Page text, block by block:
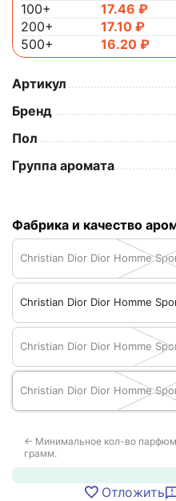
100+
200+
500+
17.46 ₽
17.10 ₽
16.20 ₽
Артикул
Бренд
Пол
Группа аромата
Фабрика и качество
Christian Dior Dior Homme
Christian Dior Dior Homme
Christian Dior Dior Homme
Christian Dior Dior Homme
← Минимальное кол-во
грамм.
Отложить